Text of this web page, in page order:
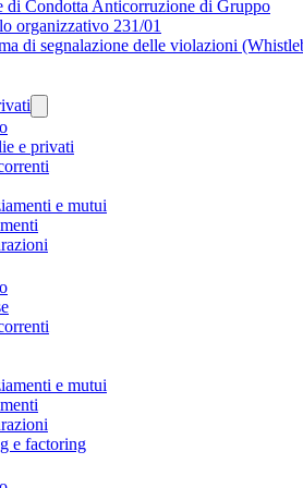
di Condotta Anticorruzione di Gruppo
organizzativo 231/01
di segnalazione delle violazioni
e privati
e mutui
e mutui
e factoring